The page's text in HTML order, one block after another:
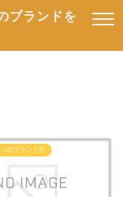
ブランドを
のブランド別